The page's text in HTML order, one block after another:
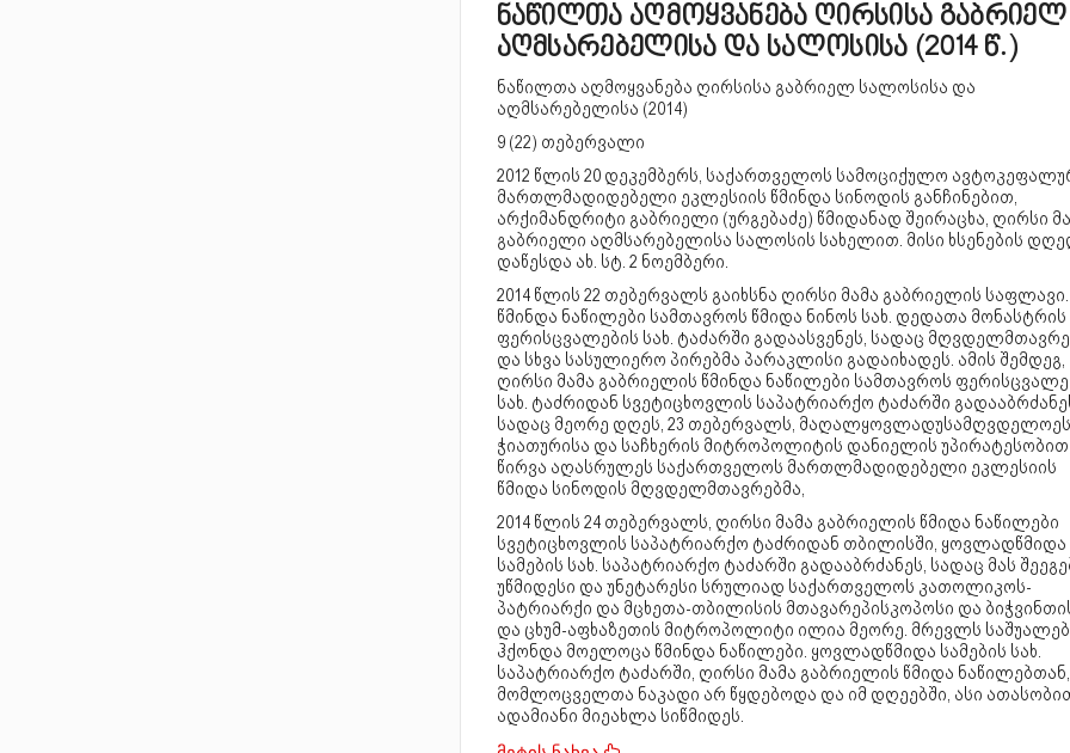
ნაწილთა აღმოყვანება ღირსისა გაბრიელ
აღმსარებელისა და სალოსისა (2014 წ.)
ნაწილთა აღმოყვანება ღირსისა გაბრიელ სალოსისა და
აღმსარებელისა (2014)
9 (22) თებერვალი
2012 წლის 20 დეკემბერს, საქართველოს სამოციქულო
მართლმადიდებელი ეკლესიის წმინდა სინოდის განჩინებით,
არქიმანდრიტი გაბრიელი (ურგებაძე) წმიდანად შეირაცხა, ღირსი
გაბრიელი აღმსარებელისა სალოსის სახელით. მისი ხსენების
დაწესდა ახ. სტ. 2 ნოემბერი.
2014 წლის 22 თებერვალს გაიხსნა ღირსი მამა გაბრიელის საფლავი.
წმინდა ნაწილები სამთავროს წმიდა ნინოს სახ. დედათა მონასტრის
ფერისცვალების სახ. ტაძარში გადაასვენეს, სადაც
და სხვა სასულიერო პირებმა პარაკლისი გადაიხადეს. ამის შემდეგ,
ღირსი მამა გაბრიელის წმინდა ნაწილები სამთავროს
სახ. ტაძრიდან სვეტიცხოვლის საპატრიარქო ტაძარში
სადაც მეორე დღეს, 23 თებერვალს,
ჭიათურისა და საჩხერის მიტროპოლიტის დანიელის
წირვა აღასრულეს საქართველოს მართლმადიდებელი ეკლესიის
წმიდა სინოდის მღვდელმთავრებმა,
2014 წლის 24 თებერვალს, ღირსი მამა გაბრიელის წმიდა ნაწილები
სვეტიცხოვლის საპატრიარქო ტაძრიდან თბილისში, ყოვლადწმიდა
სამების სახ. საპატრიარქო ტაძარში გადააბრძანეს, სადაც მას
უწმიდესი და უნეტარესი სრულიად საქართველოს კათოლიკოს-
პატრიარქი და მცხეთა-თბილისის მთავარეპისკოპოსი და
და ცხუმ-აფხაზეთის მიტროპოლიტი ილია მეორე. მრევლს
ჰქონდა მოელოცა წმინდა ნაწილები. ყოვლადწმიდა სამების სახ.
საპატრიარქო ტაძარში, ღირსი მამა გაბრიელის წმიდა ნაწილებთან,
მომლოცველთა ნაკადი არ წყდებოდა და იმ დღეებში, ასი
ადამიანი მიეახლა სიწმიდეს.